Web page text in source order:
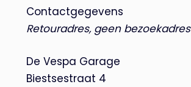
Contactgegevens
Retouradres, geen bezoekadres
De Vespa Garage
Biestsestraat 4